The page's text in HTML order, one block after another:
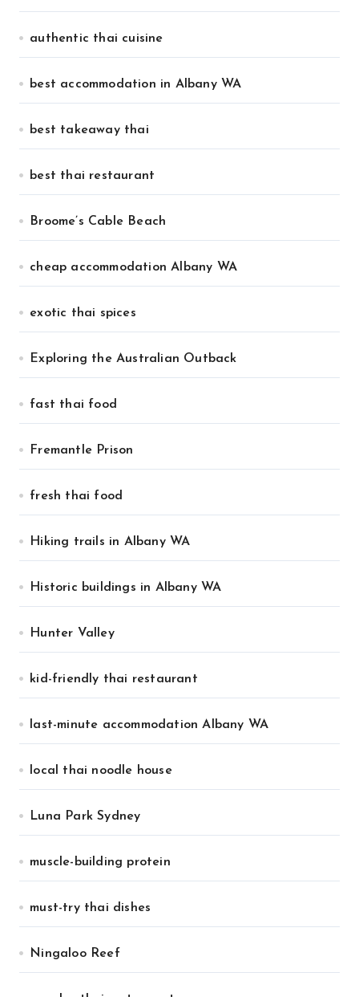
authentic thai cuisine
best accommodation in Albany WA
best takeaway thai
best thai restaurant
Broome’s Cable Beach
cheap accommodation Albany WA
exotic thai spices
Exploring the Australian Outback
fast thai food
Fremantle Prison
fresh thai food
Hiking trails in Albany WA
Historic buildings in Albany WA
Hunter Valley
kid-friendly thai restaurant
last-minute accommodation Albany WA
local thai noodle house
Luna Park Sydney
muscle-building protein
must-try thai dishes
Ningaloo Reef